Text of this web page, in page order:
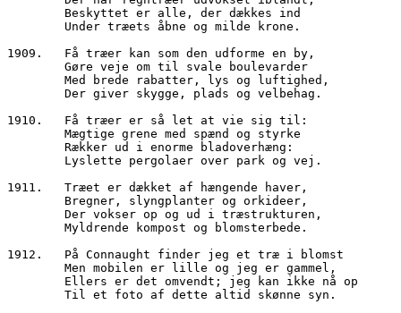
        Beskyttet er alle, der dækkes ind
        Under træets åbne og milde krone.
1909.	Få træer kan som den udforme en by,
        Gøre veje om til svale boulevarder
        Med brede rabatter, lys og luftighed,
        Der giver skygge, plads og velbehag.
1910.	Få træer er så let at vie sig til:
        Mægtige grene med spænd og styrke
        Rækker ud i enorme bladoverhæng:
        Lyslette pergolaer over park og vej.
1911.	Træet er dækket af hængende haver,
        Bregner, slyngplanter og orkideer,
        Der vokser op og ud i træstrukturen,
        Myldrende kompost og blomsterbede.
1912.	På Connaught finder jeg et træ i blomst
        Men mobilen er lille og jeg er gammel,
        Ellers er det omvendt; jeg kan ikke nå op
        Til et foto af dette altid skønne syn.